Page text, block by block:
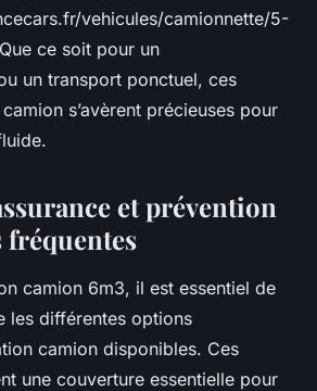
vehicules/camionnette/5-
ce soit pour un
un transport ponctuel, ces
s’avèrent précieuses pour
et prévention
fréquentes
camion 6m3, il est essentiel de
les différentes options
camion disponibles. Ces
une couverture essentielle pour